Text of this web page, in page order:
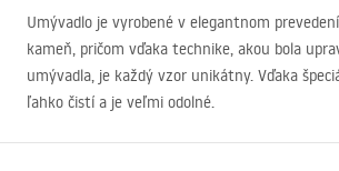
Umývadlo je vyrobené v elegantnom
kameň, pričom vďaka technike, akou bola
umývadla, je každý vzor unikátny. Vďaka
ľahko čistí a je veľmi odolné.